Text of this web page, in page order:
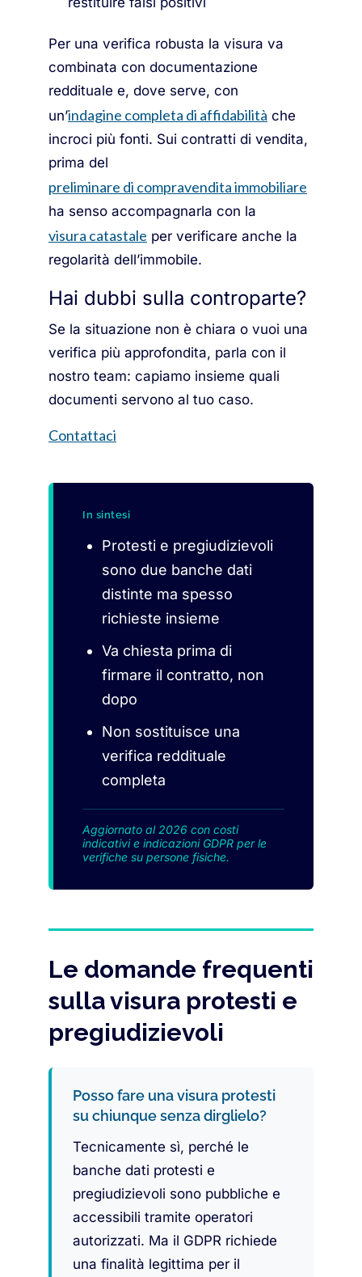
Per una verifica robusta la visura va
combinata con documentazione
reddituale e, dove serve, con
un’indagine completa di affidabilità che
incroci più fonti. Sui contratti di vendita,
prima del
preliminare di compravendita immobiliare
ha senso accompagnarla con la
visura catastale per verificare anche la
regolarità dell’immobile.
Hai dubbi sulla controparte?
Se la situazione non è chiara o vuoi una
verifica più approfondita, parla con il
nostro team: capiamo insieme quali
documenti servono al tuo caso.
Contattaci
In sintesi
Protesti e pregiudizievoli
sono due banche dati
distinte ma spesso
richieste insieme
Va chiesta prima di
firmare il contratto, non
dopo
Non sostituisce una
verifica reddituale
completa
Aggiornato al 2026 con costi
indicativi e indicazioni GDPR per le
verifiche su persone fisiche.
Le domande frequenti
sulla visura protesti e
pregiudizievoli
Posso fare una visura protesti
su chiunque senza dirglielo?
Tecnicamente sì, perché le
banche dati protesti e
pregiudizievoli sono pubbliche e
accessibili tramite operatori
autorizzati. Ma il GDPR richiede
una finalità legittima per il